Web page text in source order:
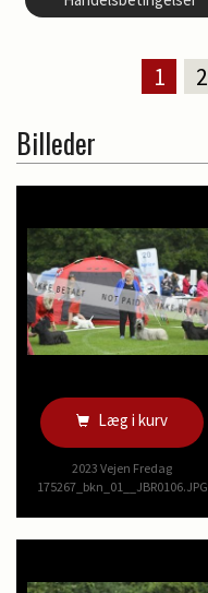
1 2
Billeder
Læg i kurv
2023 Vejen Fredag
175267_bkn_01__JBR0106.JPG